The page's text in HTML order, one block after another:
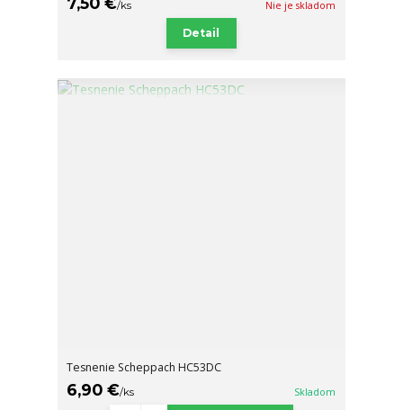
/ks Nie je skladom
Detail
Tesnenie Scheppach HC53DC
6,90 €/ks Skladom